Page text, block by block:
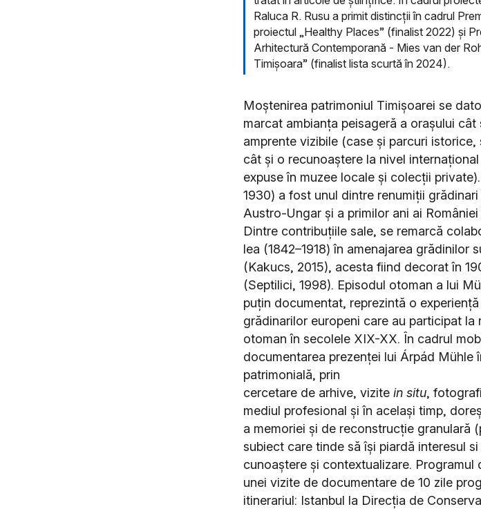
Raluca R. Rusu a primit distincții în cadrul
proiectul „Healthy Places” (finalist 2022) și
Arhitectură Contemporană - Mies van der
Timișoara” (finalist lista scurtă în 2024).
Moștenirea patrimoniul Timișoarei se
marcat ambianța peisageră a orașului
amprente vizibile (case și parcuri
cât și o recunoaștere la nivel
expuse în muzee locale și colecții
1930) a fost unul dintre renumiții
Austro-Ungar și a primilor ani ai
Dintre contribuțiile sale, se remarcă
lea (1842–1918) în amenajarea grădinilor
(Kakucs, 2015), acesta fiind decorat în
(Septilici, 1998). Episodul otoman a lui
puțin documentat, reprezintă o
grădinarilor europeni care au participat la
otoman în secolele XIX-XX. În cadrul
documentarea prezenței lui Árpád Mühle
patrimonială, prin
cercetare de arhive, vizite in situ,
mediul profesional și în același timp,
a memoriei și de reconstrucție granulară
subiect care tinde să își piardă interesul
cunoaștere și contextualizare.
unei vizite de documentare de 10 zile
itinerariul: Istanbul la Direcția de